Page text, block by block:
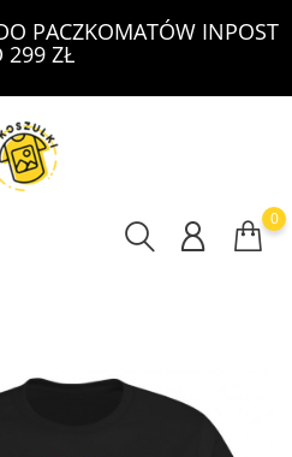
PACZKOMATÓW INPOST
299 ZŁ
0